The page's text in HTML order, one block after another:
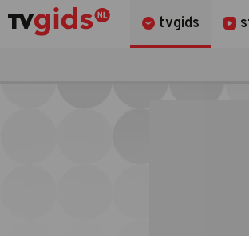
tvgids